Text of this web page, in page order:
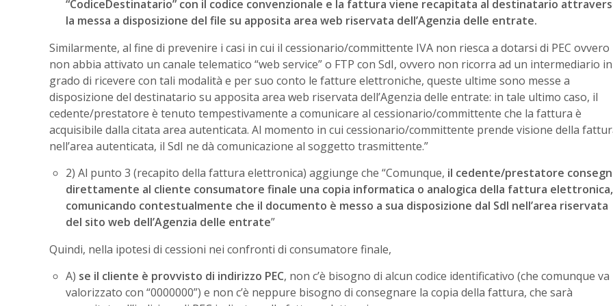
“CodiceDestinatario” con il codice convenzionale e la fattura viene recapitata al destinatario
la messa a disposizione del file su apposita area web riservata dell’Agenzia delle entrate.
Similarmente, al fine di prevenire i casi in cui il cessionario/committente IVA non riesca a dotarsi di PEC ovvero
non abbia attivato un canale telematico “web service” o FTP con SdI, ovvero non ricorra ad un intermediario in
grado di ricevere con tali modalità e per suo conto le fatture elettroniche, queste ultime sono messe a
disposizione del destinatario su apposita area web riservata dell’Agenzia delle entrate: in tale ultimo caso, il
cedente/prestatore è tenuto tempestivamente a comunicare al cessionario/committente che la fattura è
acquisibile dalla citata area autenticata. Al momento in cui cessionario/committente prende visione della
nell’area autenticata, il SdI ne dà comunicazione al soggetto trasmittente.”
2) Al punto 3 (recapito della fattura elettronica) aggiunge che “Comunque, il cedente/prestatore
direttamente al cliente consumatore finale una copia informatica o analogica della fattura elettronica,
comunicando contestualmente che il documento è messo a sua disposizione dal SdI nell’area riservata
del sito web dell’Agenzia delle entrate”
Quindi, nella ipotesi di cessioni nei confronti di consumatore finale,
A) se il cliente è provvisto di indirizzo PEC, non c’è bisogno di alcun codice identificativo (che comunque va
valorizzato con “0000000”) e non c’è neppure bisogno di consegnare la copia della fattura, che sarà